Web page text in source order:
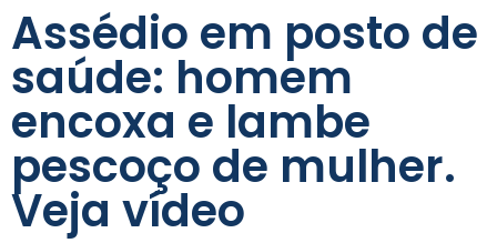
Assédio em posto de
saúde: homem
encoxa e lambe
pescoço de mulher.
Veja vídeo